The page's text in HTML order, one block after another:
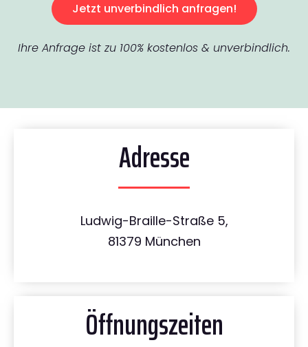
Jetzt unverbindlich anfragen!
Ihre Anfrage ist zu 100% kostenlos & unverbindlich.
Adresse
Ludwig-Braille-Straße 5,
81379 München
Öffnungszeiten